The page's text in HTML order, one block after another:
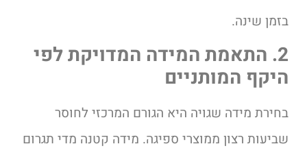
בזמן שינה.
2. התאמת המידה המדויקת לפי
היקף המותניים
בחירת מידה שגויה היא הגורם המרכזי לחוסר
שביעות רצון ממוצרי ספיגה. מידה קטנה מדי תגרום